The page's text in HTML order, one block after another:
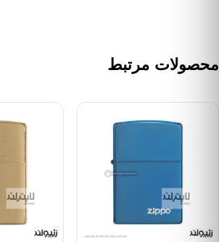
محصولات مرتبط